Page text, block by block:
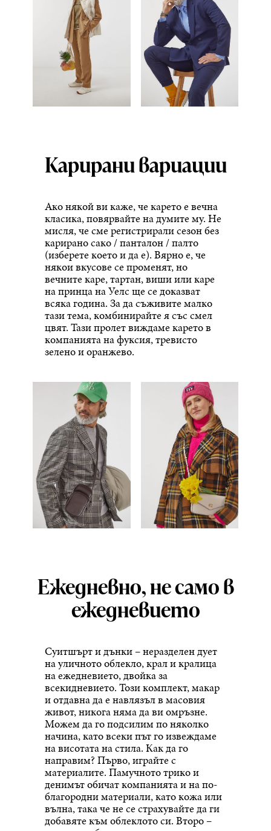
Карирани вариации
Ако някой ви каже, че карето е вечна
класика, повярвайте на думите му. Не
мисля, че сме регистрирали сезон без
карирано сако / панталон / палто
(изберете което и да е). Вярно е, че
някои вкусове се променят, но
вечните каре, тартан, виши или каре
на принца на Уелс ще се доказват
всяка година. За да съживите малко
тази тема, комбинирайте я със смел
цвят. Тази пролет виждаме карето в
компанията на фуксия, тревисто
зелено и оранжево.
Ежедневно, не само в
ежедневието
Суитшърт и дънки – неразделен дует
на уличното облекло, крал и кралица
на ежедневието, двойка за
всекидневието. Този комплект, макар
и отдавна да е навлязъл в масовия
живот, никога няма да ви омръзне.
Можем да го подсилим по няколко
начина, като всеки път го извеждаме
на висотата на стила. Как да го
направим? Първо, играйте с
материалите. Памучното трико и
денимът обичат компанията и на по-
благородни материали, като кожа или
вълна, така че не се страхувайте да ги
добавяте към облеклото си. Второ –